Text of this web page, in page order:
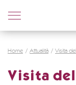
Home Attualità Visita
Visita